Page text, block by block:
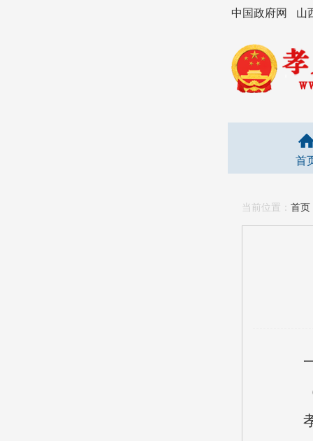
中国政府网 山
首
当前位置： 首页
一
（
孝